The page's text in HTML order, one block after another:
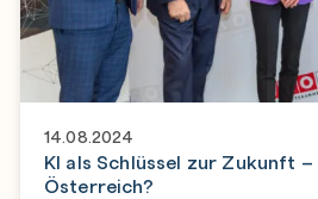
14.08.2024
KI als Schlüssel zur Zukunft
Österreich?